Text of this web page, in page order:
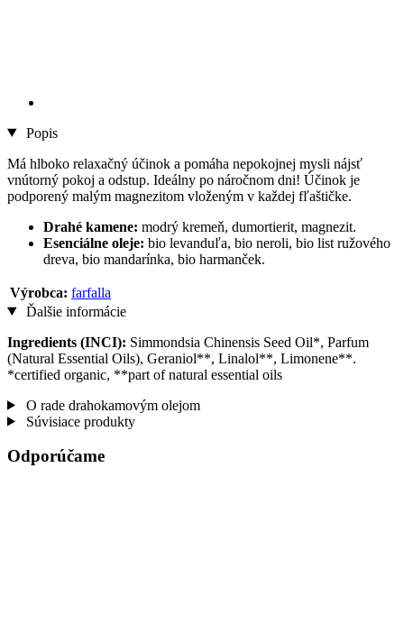
Popis
Má hlboko relaxačný účinok a pomáha nepokojnej mysli nájsť
vnútorný pokoj a odstup. Ideálny po náročnom dni! Účinok je
podporený malým magnezitom vloženým v každej fľaštičke.
Drahé kamene: modrý kremeň, dumortierit, magnezit.
Esenciálne oleje: bio levanduľa, bio neroli, bio list ružového
dreva, bio mandarínka, bio harmanček.
Výrobca: farfalla
Ďalšie informácie
Ingredients (INCI): Simmondsia Chinensis Seed Oil*, Parfum
(Natural Essential Oils), Geraniol**, Linalol**, Limonene**.
*certified organic, **part of natural essential oils
O rade drahokamovým olejom
Súvisiace produkty
Odporúčame